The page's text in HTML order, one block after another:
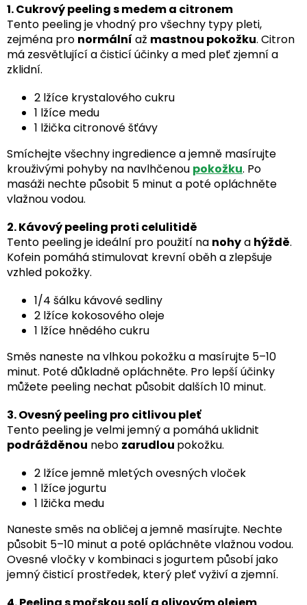
1. Cukrový peeling s medem a citronem
Tento peeling je vhodný pro všechny typy pleti,
zejména pro normální až mastnou pokožku. Citron
má zesvětlující a čisticí účinky a med pleť zjemní a
zklidní.
2 lžíce krystalového cukru
1 lžíce medu
1 lžička citronové šťávy
Smíchejte všechny ingredience a jemně masírujte
krouživými pohyby na navlhčenou pokožku. Po
masáži nechte působit 5 minut a poté opláchněte
vlažnou vodou.
2. Kávový peeling proti celulitidě
Tento peeling je ideální pro použití na nohya hýždě.
Kofein pomáhá stimulovat krevní oběh a zlepšuje
vzhled pokožky.
1/4 šálku kávové sedliny
2 lžíce kokosového oleje
1 lžíce hnědého cukru
Směs naneste na vlhkou pokožku a masírujte 5–10
minut. Poté důkladně opláchněte. Pro lepší účinky
můžete peeling nechat působit dalších 10 minut.
3. Ovesný peeling pro citlivou pleť
Tento peeling je velmi jemný a pomáhá uklidnit
podrážděnou nebo zarudlou pokožku.
2 lžíce jemně mletých ovesných vloček
1 lžíce jogurtu
1 lžička medu
Naneste směs na obličej a jemně masírujte. Nechte
působit 5–10 minut a poté opláchněte vlažnou vodou.
Ovesné vločky v kombinaci s jogurtem působí jako
jemný čisticí prostředek, který pleť vyživí a zjemní.